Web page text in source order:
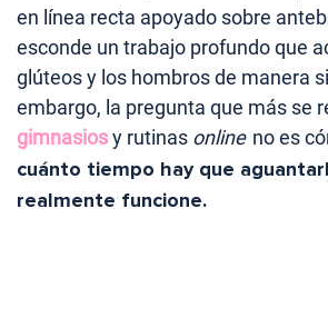
en línea recta apoyado sobre
esconde un trabajo profundo que
glúteos y los hombros de manera
embargo, la pregunta que más se
gimnasiosy rutinas online no es
cuánto tiempo hay que
realmente funcione.